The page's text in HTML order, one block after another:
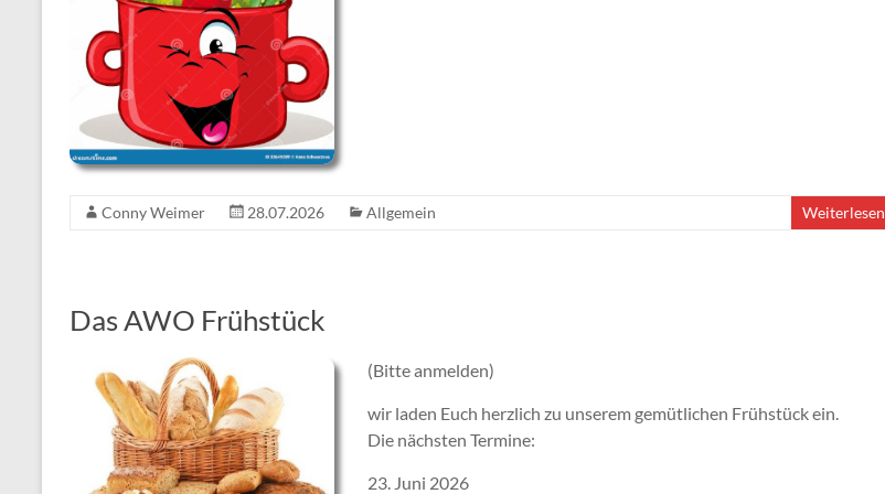
Conny Weimer 28.07.2026 Allgemein Weiterlesen
Das AWO Frühstück
(Bitte anmelden)
wir laden Euch herzlich zu unserem gemütlichen Frühstück ein.
Die nächsten Termine:
23. Juni 2026